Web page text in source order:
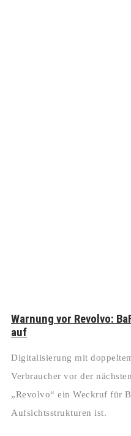
Warnung vor Revolvo:
auf
Digitalisierung mit
Verbraucher vor der
„Revolvo“ ein Weckruf für
Aufsichtsstrukturen ist.